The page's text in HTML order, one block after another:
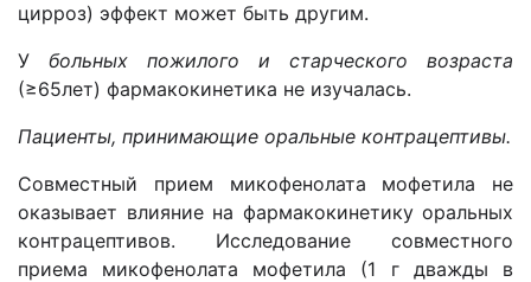
цирроз) эффект может быть другим.
У больных пожилого и старческого возраста
(≥65лет) фармакокинетика не изучалась.
Пациенты, принимающие оральные контрацептивы.
Совместный прием микофенолата мофетила не
оказывает влияние на фармакокинетику оральных
контрацептивов. Исследование совместного
приема микофенолата мофетила (1 г дважды в